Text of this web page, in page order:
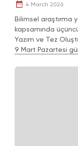
4 March 2026
Bilimsel araştırma
kapsamında
Yazım ve Tez
9 Mart Pazartesi